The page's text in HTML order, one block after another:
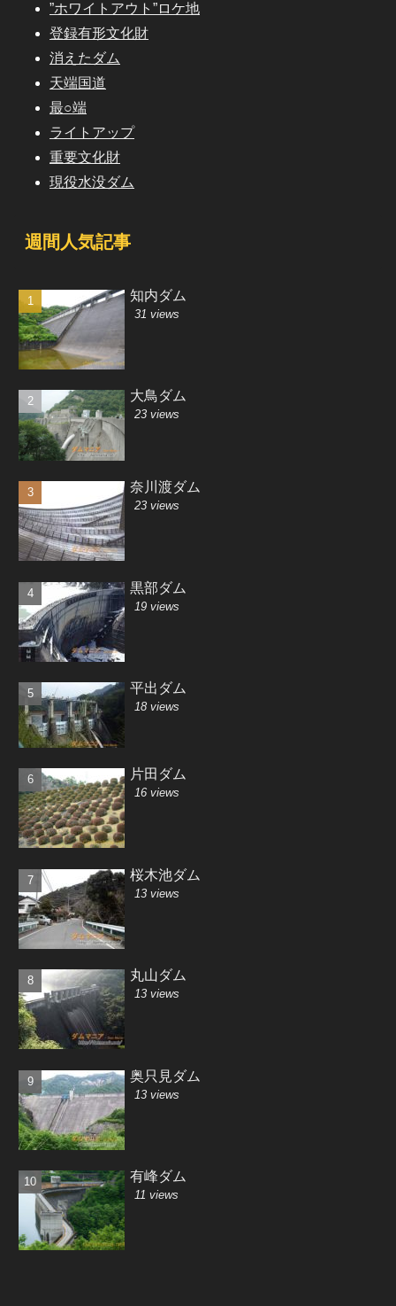
”ホワイトアウト”ロケ地
登録有形文化財
消えたダム
天端国道
最○端
ライトアップ
重要文化財
現役水没ダム
週間人気記事
知内ダム
31 views
大鳥ダム
23 views
奈川渡ダム
23 views
黒部ダム
19 views
平出ダム
18 views
片田ダム
16 views
桜木池ダム
13 views
丸山ダム
13 views
奥只見ダム
13 views
有峰ダム
11 views